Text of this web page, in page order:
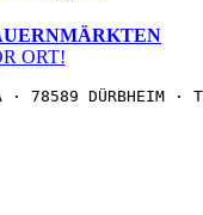
ORT!
8A · 78589